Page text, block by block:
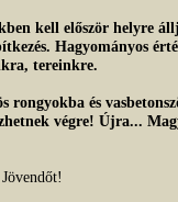
kell először helyre
Hagyományos
tereinkre.
rongyokba és
végre! Újra...